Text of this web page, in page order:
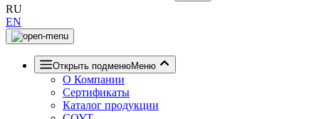
RU
EN
Открыть подменюМеню
О Компании
Сертификаты
Каталог продукции